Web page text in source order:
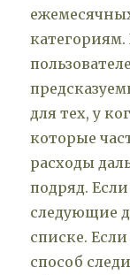
категориям.
для тех, у
которые
расходы
подряд.
следующие
списке.
способ